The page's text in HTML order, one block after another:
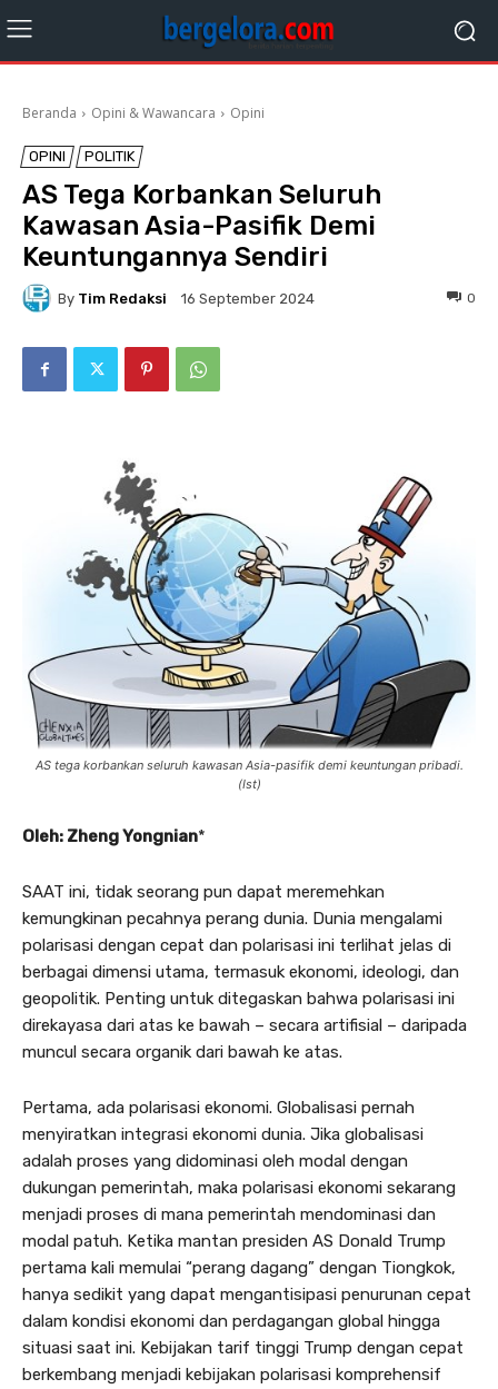
Beranda Opini & Wawancara Opini
OPINI POLITIK
AS Tega Korbankan Seluruh
Kawasan Asia-Pasifik Demi
Keuntungannya Sendiri
By Tim Redaksi 16 September 2024 0
AS tega korbankan seluruh kawasan Asia-pasifik demi keuntungan pribadi.
(Ist)
Oleh: Zheng Yongnian*
SAAT ini, tidak seorang pun dapat meremehkan
kemungkinan pecahnya perang dunia. Dunia mengalami
polarisasi dengan cepat dan polarisasi ini terlihat jelas di
berbagai dimensi utama, termasuk ekonomi, ideologi, dan
geopolitik. Penting untuk ditegaskan bahwa polarisasi ini
direkayasa dari atas ke bawah – secara artifisial – daripada
muncul secara organik dari bawah ke atas.
Pertama, ada polarisasi ekonomi. Globalisasi pernah
menyiratkan integrasi ekonomi dunia. Jika globalisasi
adalah proses yang didominasi oleh modal dengan
dukungan pemerintah, maka polarisasi ekonomi sekarang
menjadi proses di mana pemerintah mendominasi dan
modal patuh. Ketika mantan presiden AS Donald Trump
pertama kali memulai “perang dagang” dengan Tiongkok,
hanya sedikit yang dapat mengantisipasi penurunan cepat
dalam kondisi ekonomi dan perdagangan global hingga
situasi saat ini. Kebijakan tarif tinggi Trump dengan cepat
berkembang menjadi kebijakan polarisasi komprehensif